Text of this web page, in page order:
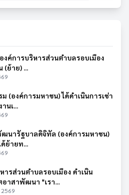
งค์การบริหารส่วนตำบลรอบเมือง
(ย้าย) ...
(องค์การมหาชน) ได้ดำเนินการเช่า
นเ...
นารัฐบาลดิจิทัล (องค์การมหาชน)
ย้ายท...
ารส่วนตำบลรอบเมือง ดำเนิน
อาสาพัฒนา "เรา...